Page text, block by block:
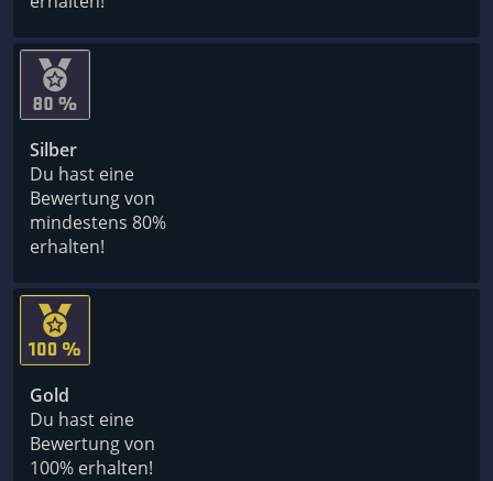
Silber
Du hast eine
Bewertung von
mindestens 80%
erhalten!
Gold
Du hast eine
Bewertung von
100% erhalten!